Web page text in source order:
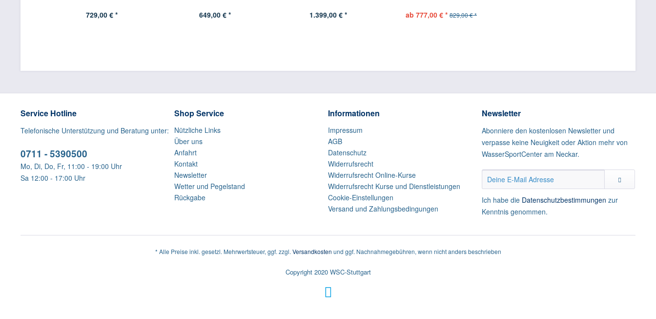
729,00 € * 649,00 € * 1.399,00 € * ab 777,00 € * 829,00 € *
Service Hotline
Telefonische Unterstützung und Beratung unter:
0711 - 5390500
Mo, Di, Do, Fr, 11:00 - 19:00 Uhr
Sa 12:00 - 17:00 Uhr
Shop Service
Nützliche Links
Über uns
Anfahrt
Kontakt
Newsletter
Wetter und Pegelstand
Rückgabe
Informationen
Impressum
AGB
Datenschutz
Widerrufsrecht
Widerrufsrecht Online-Kurse
Widerrufsrecht Kurse und Dienstleistungen
Cookie-Einstellungen
Versand und Zahlungsbedingungen
Newsletter
Abonniere den kostenlosen Newsletter und
verpasse keine Neuigkeit oder Aktion mehr von
WasserSportCenter am Neckar.
Ich habe die Datenschutzbestimmungen zur
Kenntnis genommen.
* Alle Preise inkl. gesetzl. Mehrwertsteuer, ggf. zzgl. Versandkosten und ggf. Nachnahmegebühren, wenn nicht anders beschrieben
Copyright 2020 WSC-Stuttgart